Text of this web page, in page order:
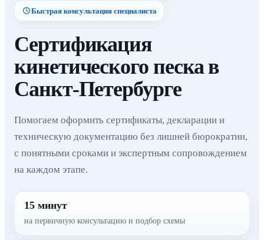
Быстрая консультация специалиста
Сертификация
кинетического песка в
Санкт-Петербурге
Помогаем оформить сертификаты, декларации и
техническую документацию без лишней бюрократии,
с понятными сроками и экспертным сопровождением
на каждом этапе.
15 минут
на первичную консультацию и подбор схемы